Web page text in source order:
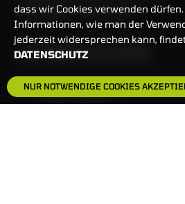
BANKEINSTELLUNGEN
HÄUFIG GESUCHT:
ZERTIFIKATE
8:00-22 UHR
dass wir Cookies verwenden
Informationen, wie man der
jederzeit widersprechen kann,
DATENSCHUTZ
NUR NOTWENDIGE COOKIES